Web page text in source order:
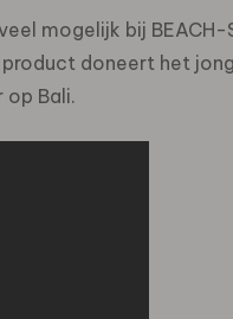
mogelijk bij BEACH-
doneert het
op Bali.